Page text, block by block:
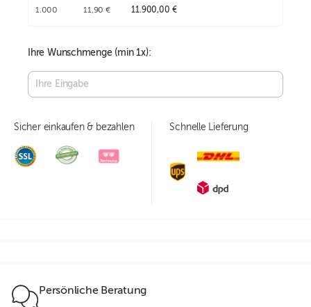
1.000 11,90 € 11.900,00 €
Ihre Wunschmenge (min1x):
Sicher einkaufen & bezahlen Schnelle Lieferung
Persönliche Beratung